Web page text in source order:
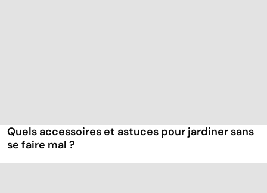
Quels accessoires et astuces pour jardiner sans
se faire mal ?